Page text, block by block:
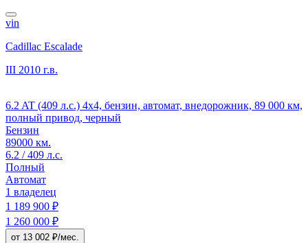
vin
Cadillac Escalade
III 2010 г.в.
6.2 AT (409 л.с.) 4x4, бензин, автомат, внедорожник, 89 000 км,
полный привод, черный
Бензин
89000 км.
6.2 / 409 л.с.
Полный
Автомат
1 владелец
1 189 900 ₽
1 260 000 ₽
от 13 002 ₽/мес.